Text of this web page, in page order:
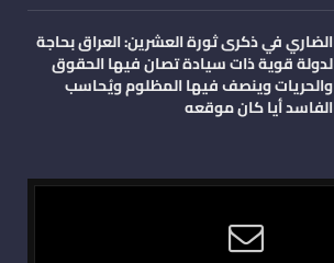
الضاري في ذكرى ثورة العشرين: العراق بحاجة
لدولة قوية ذات سيادة تصان فيها الحقوق
والحريات وينصف فيها المظلوم ويُحاسب
الفاسد أيا كان موقعه